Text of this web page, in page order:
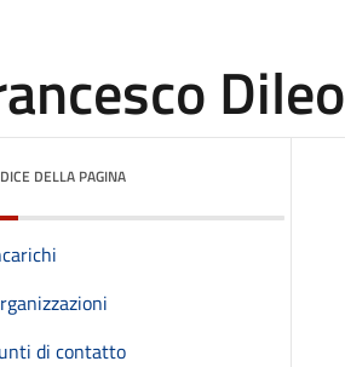
Dileo
DELLA PAGINA
di contatto